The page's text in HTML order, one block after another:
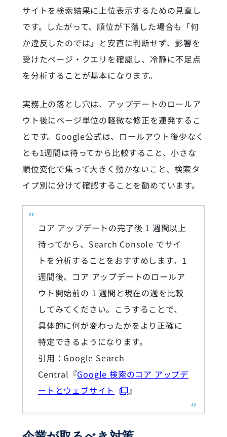
サイトを検索結果に上位表示するための見直し
です。したがって、順位が下落した場合も「何
か違反したのでは」と安直に判断せず、影響を
受けたページ・クエリを確認し、冷静に不足点
を分析することが基本になります。
実務上の落とし穴は、アップデートのロールア
ウト後にページ単位の軽微な修正を連発するこ
とです。Google公式は、ロールアウト後少なく
とも1週間は待ってから比較すること、小さな
順位変化で焦って大きく動かないこと、検索タ
イプ別に分けて確認することを勧めています。
コア アップデートの完了後 1 週間以上
待ってから、Search Console でサイ
トを分析することをおすすめします。1
週間後、コア アップデートのロールア
ウト開始前の 1 週間と現在の週を比較
してみてください。こうすることで、
具体的に何が変わったかをより正確に
特定できるようになります。
引用：Google Search
Central『Google 検索のコア アップデ
ートとウェブサイト
』